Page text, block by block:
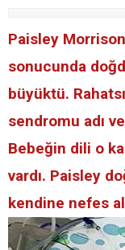
Paisley
sonucunda
büyüktü.
sendromu adı
Bebeğin dili o
vardı. Paisley
kendine nefes